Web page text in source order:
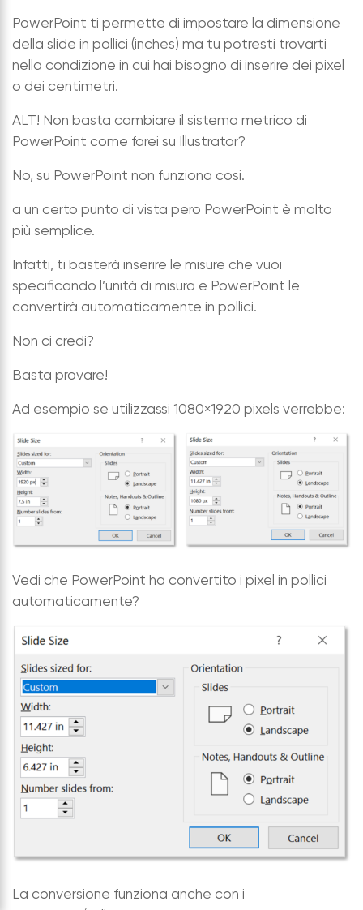
PowerPoint ti permette di impostare la dimensione
della slide in pollici (inches) ma tu potresti trovarti
nella condizione in cui hai bisogno di inserire dei pixel
o dei centimetri.
ALT! Non basta cambiare il sistema metrico di
PowerPoint come farei su Illustrator?
No, su PowerPoint non funziona cosi.
a un certo punto di vista pero PowerPoint è molto
più semplice.
Infatti, ti basterà inserire le misure che vuoi
specificando l’unità di misura e PowerPoint le
convertirà automaticamente in pollici.
Non ci credi?
Basta provare!
Ad esempio se utilizzassi 1080×1920 pixels verrebbe:
Vedi che PowerPoint ha convertito i pixel in pollici
automaticamente?
La conversione funziona anche con i